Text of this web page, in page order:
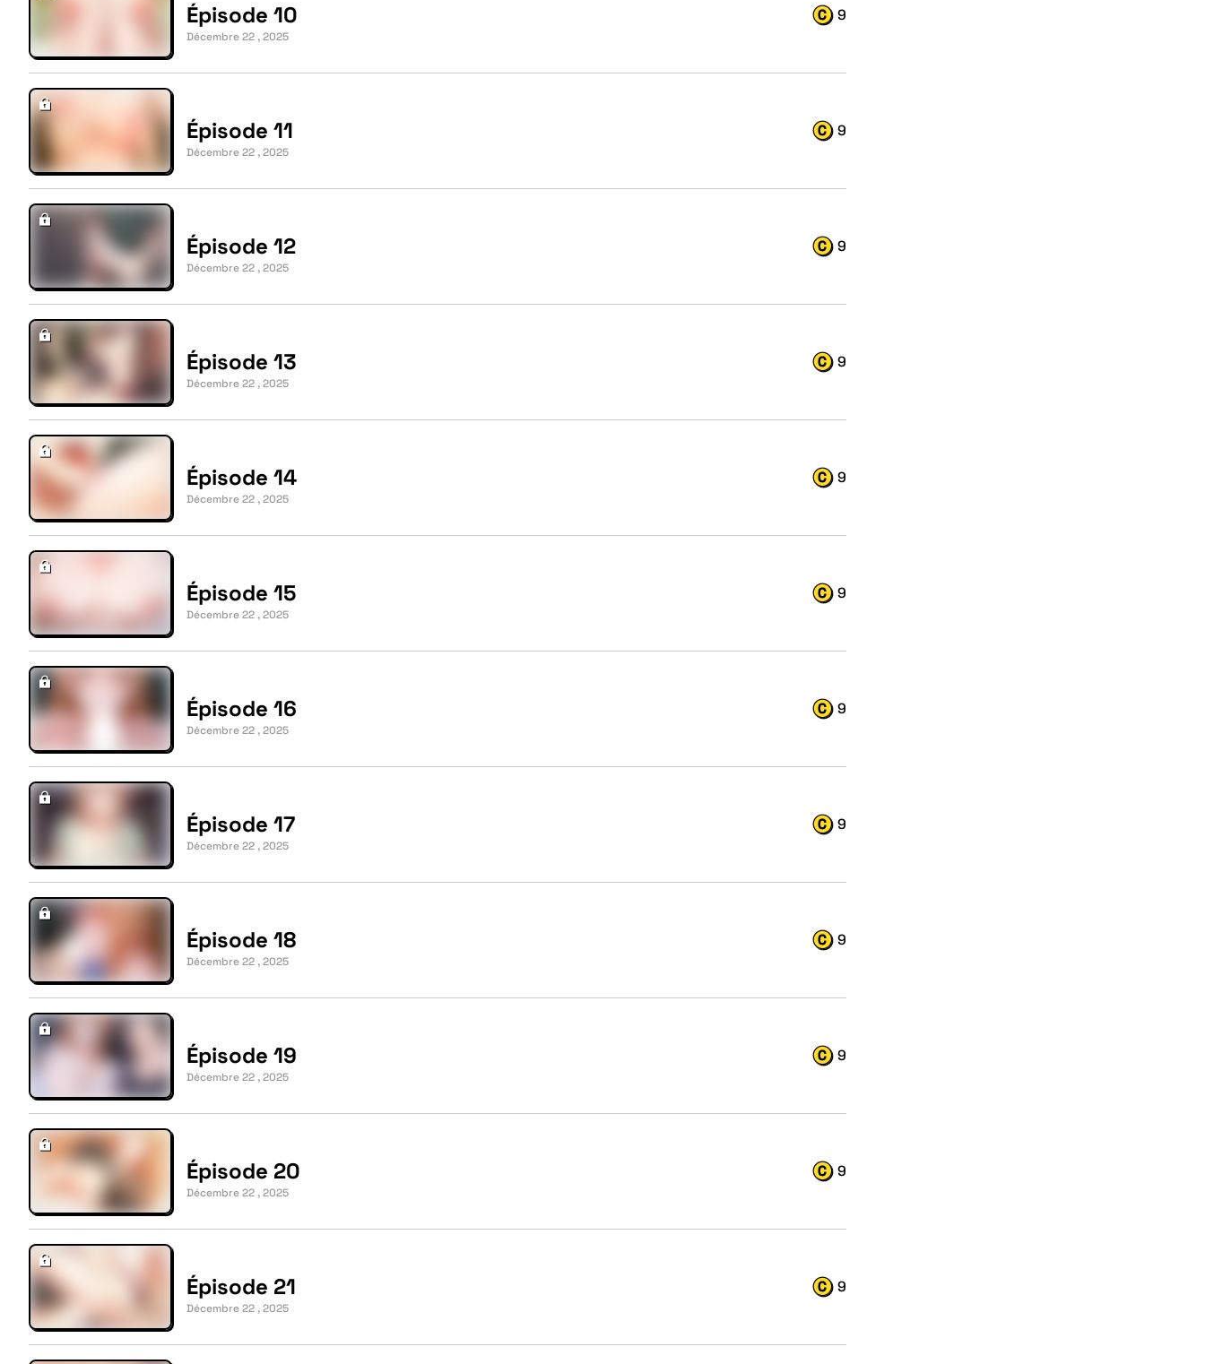
Épisode 10
Décembre 22 , 2025
9
Épisode 11
Décembre 22 , 2025
9
Épisode 12
Décembre 22 , 2025
9
Épisode 13
Décembre 22 , 2025
9
Épisode 14
Décembre 22 , 2025
9
Épisode 15
Décembre 22 , 2025
9
Épisode 16
Décembre 22 , 2025
9
Épisode 17
Décembre 22 , 2025
9
Épisode 18
Décembre 22 , 2025
9
Épisode 19
Décembre 22 , 2025
9
Épisode 20
Décembre 22 , 2025
9
Épisode 21
Décembre 22 , 2025
9